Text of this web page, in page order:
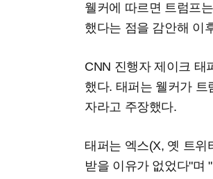
웰커에 따르면 트럼프
했다는 점을 감안해 이
CNN 진행자 제이크 태
했다. 태퍼는 웰커가 트
자라고 주장했다.
태퍼는 엑스(X, 옛 트
받을 이유가 없었다"며